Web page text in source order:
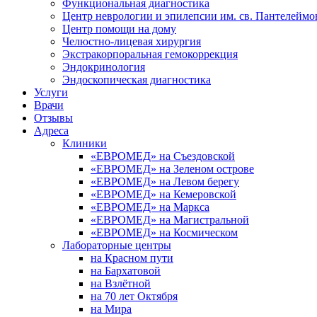
Функциональная диагностика
Центр неврологии и эпилепсии им. св.
Центр помощи на дому
Челюстно-лицевая хирургия
Экстракорпоральная гемокоррекция
Эндокринология
Эндоскопическая диагностика
Услуги
Врачи
Отзывы
Адреса
Клиники
«ЕВРОМЕД» на Съездовской
«ЕВРОМЕД» на Зеленом острове
«ЕВРОМЕД» на Левом берегу
«ЕВРОМЕД» на Кемеровской
«ЕВРОМЕД» на Маркса
«ЕВРОМЕД» на Магистральной
«ЕВРОМЕД» на Космическом
Лабораторные центры
на Красном пути
на Бархатовой
на Взлётной
на 70 лет Октября
на Мира